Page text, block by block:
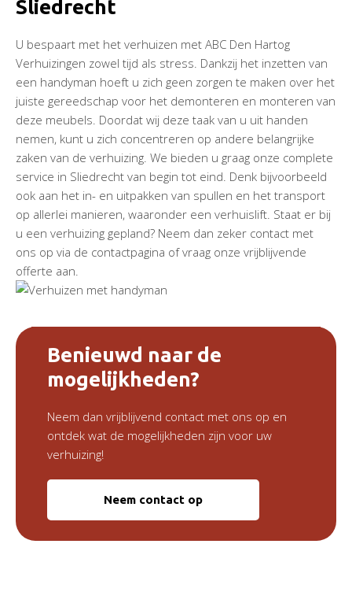
Sliedrecht
U bespaart met het verhuizen met ABC Den Hartog
Verhuizingen zowel tijd als stress. Dankzij het inzetten van
een handyman hoeft u zich geen zorgen te maken over het
juiste gereedschap voor het demonteren en monteren van
deze meubels. Doordat wij deze taak van u uit handen
nemen, kunt u zich concentreren op andere belangrijke
zaken van de verhuizing. We bieden u graag onze complete
service in Sliedrecht van begin tot eind. Denk bijvoorbeeld
ook aan het in- en uitpakken van spullen en het transport
op allerlei manieren, waaronder een verhuislift. Staat er bij
u een verhuizing gepland? Neem dan zeker contact met
ons op via de contactpagina of vraag onze vrijblijvende
offerte aan.
Benieuwd naar de
mogelijkheden?
Neem dan vrijblijvend contact met ons op en
ontdek wat de mogelijkheden zijn voor uw
verhuizing!
Neem contact op